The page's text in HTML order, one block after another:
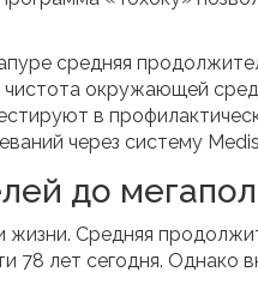
средняя
окружающей
в
через систему
до
Средняя
78 лет сегодня. Однако